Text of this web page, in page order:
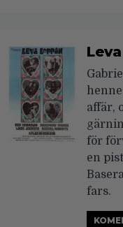
affär,
för
en
fars.